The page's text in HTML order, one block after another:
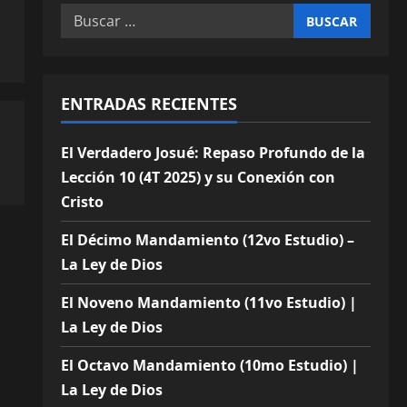
Buscar:
ENTRADAS RECIENTES
El Verdadero Josué: Repaso Profundo de la
Lección 10 (4T 2025) y su Conexión con
Cristo
El Décimo Mandamiento (12vo Estudio) –
La Ley de Dios
El Noveno Mandamiento (11vo Estudio) |
La Ley de Dios
El Octavo Mandamiento (10mo Estudio) |
La Ley de Dios